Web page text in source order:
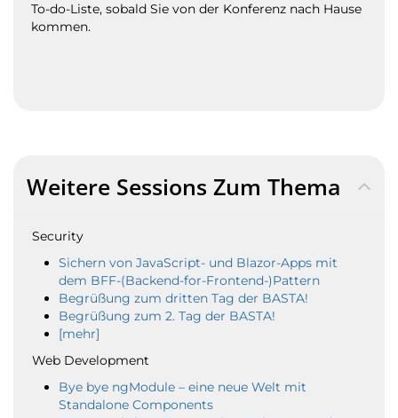
To-do-Liste, sobald Sie von der Konferenz nach Hause
kommen.
Weitere Sessions Zum Thema
Security
Sichern von JavaScript- und Blazor-Apps mit
dem BFF-(Backend-for-Frontend-)Pattern
Begrüßung zum dritten Tag der BASTA!
Begrüßung zum 2. Tag der BASTA!
[mehr]
Web Development
Bye bye ngModule – eine neue Welt mit
Standalone Components